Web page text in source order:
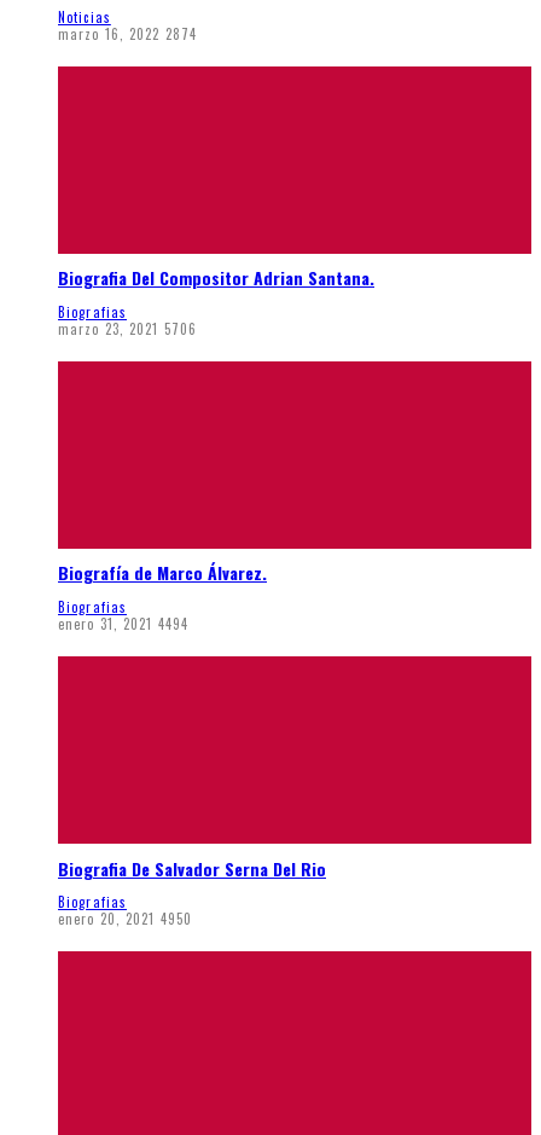
Noticias
marzo 16, 2022 2874
Biografia Del Compositor Adrian Santana.
Biografias
marzo 23, 2021 5706
Biografía de Marco Álvarez.
Biografias
enero 31, 2021 4494
Biografia De Salvador Serna Del Rio
Biografias
enero 20, 2021 4950